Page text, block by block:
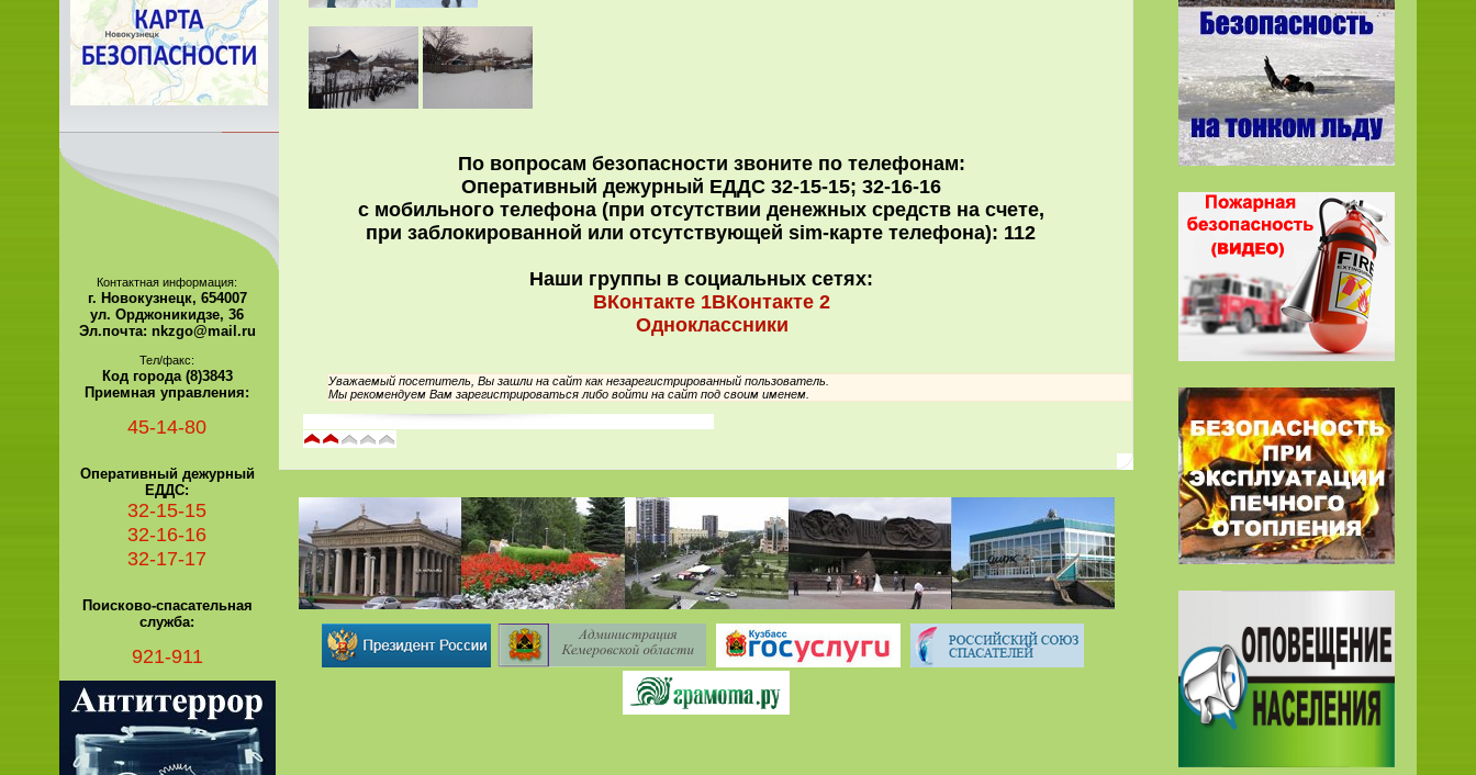
По вопросам безопасности звоните по телефонам:
Оперативный дежурный ЕДДС 32-15-15; 32-16-16
с мобильного телефона (при отсутствии денежных средств на счете,
при заблокированной или отсутствующей sim-карте телефона): 112
Наши группы в социальных сетях:
ВКонтакте 1ВКонтакте 2
Одноклассники
Уважаемый посетитель, Вы зашли на сайт как незарегистрированный пользователь.
Мы рекомендуем Вам зарегистрироваться либо войти на сайт под своим именем.
Контактная информация:
г. Новокузнецк, 654007
ул. Орджоникидзе, 36
Эл.почта: nkzgo@mail.ru
Тел/факс:
Код города (8)3843
Приемная управления:
45-14-80
Оперативный дежурный
ЕДДС:
32-15-15
32-16-16
32-17-17
Поисково-спасательная
служба:
921-911